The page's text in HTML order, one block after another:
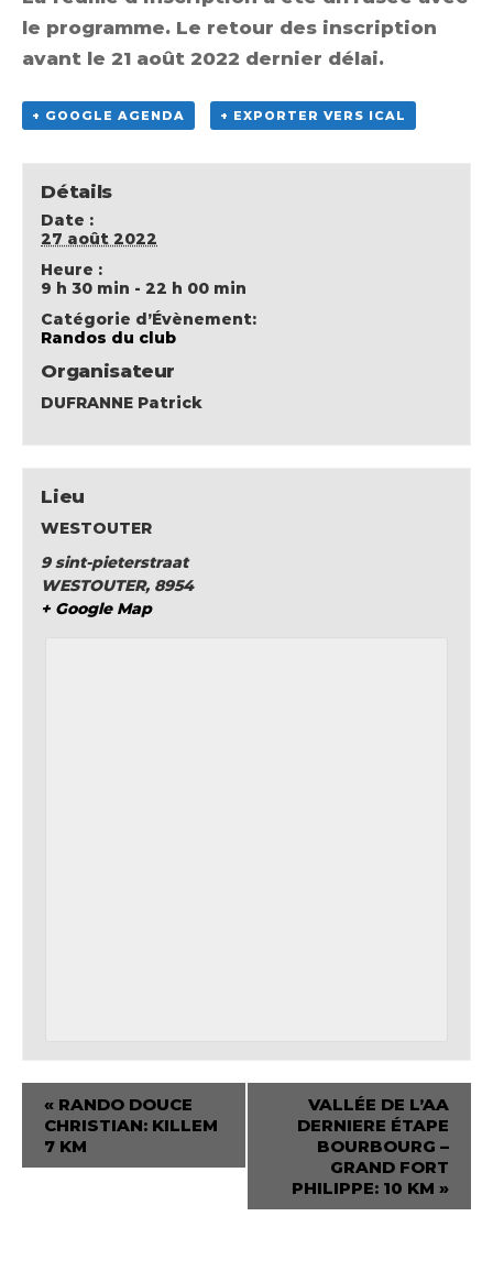
le programme. Le retour des inscription
avant le 21 août 2022 dernier délai.
+ GOOGLE AGENDA + EXPORTER VERS ICAL
Détails
Date :
27 août 2022
Heure :
9 h 30 min - 22 h 00 min
Catégorie d’Évènement:
Randos du club
Organisateur
DUFRANNE Patrick
Lieu
WESTOUTER
9 sint-pieterstraat
WESTOUTER, 8954
+ Google Map
« RANDO DOUCE
CHRISTIAN: KILLEM
7 KM
VALLÉE DE L’AA
DERNIERE ÉTAPE
BOURBOURG –
GRAND FORT
PHILIPPE: 10 KM »